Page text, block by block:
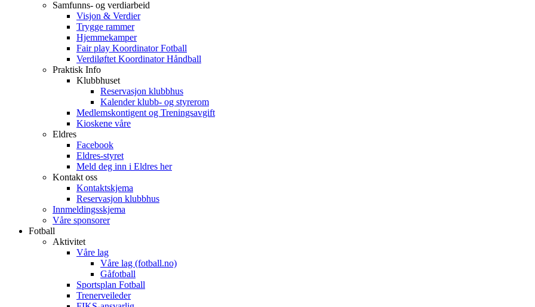
Samfunns- og verdiarbeid
Visjon & Verdier
Trygge rammer
Hjemmekamper
Fair play Koordinator Fotball
Verdiløftet Koordinator Håndball
Praktisk Info
Klubbhuset
Reservasjon klubbhus
Kalender klubb- og styrerom
Medlemskontigent og Treningsavgift
Kioskene våre
Eldres
Facebook
Eldres-styret
Meld deg inn i Eldres her
Kontakt oss
Kontaktskjema
Reservasjon klubbhus
Innmeldingsskjema
Våre sponsorer
Fotball
Aktivitet
Våre lag
Våre lag (fotball.no)
Gåfotball
Sportsplan Fotball
Trenerveileder